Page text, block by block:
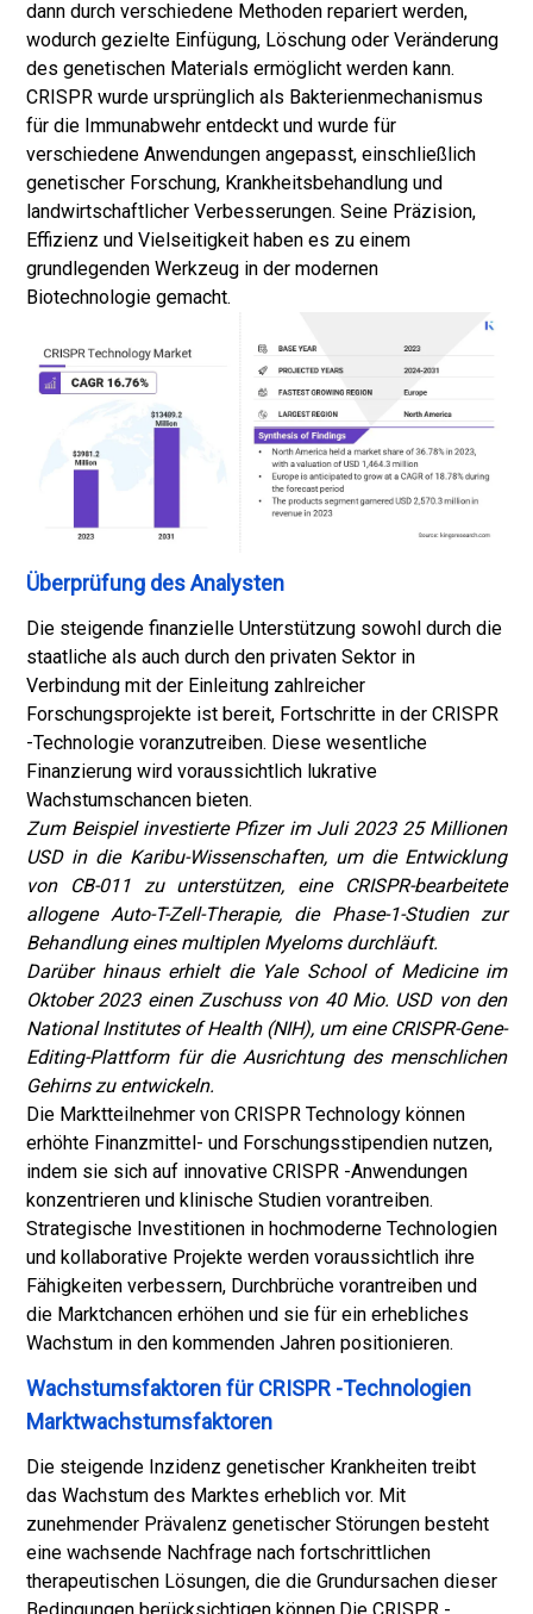
dann durch verschiedene Methoden repariert werden,
wodurch gezielte Einfügung, Löschung oder Veränderung
des genetischen Materials ermöglicht werden kann.
CRISPR wurde ursprünglich als Bakterienmechanismus
für die Immunabwehr entdeckt und wurde für
verschiedene Anwendungen angepasst, einschließlich
genetischer Forschung, Krankheitsbehandlung und
landwirtschaftlicher Verbesserungen. Seine Präzision,
Effizienz und Vielseitigkeit haben es zu einem
grundlegenden Werkzeug in der modernen
Biotechnologie gemacht.
Überprüfung des Analysten
Die steigende finanzielle Unterstützung sowohl durch die
staatliche als auch durch den privaten Sektor in
Verbindung mit der Einleitung zahlreicher
Forschungsprojekte ist bereit, Fortschritte in der CRISPR
-Technologie voranzutreiben. Diese wesentliche
Finanzierung wird voraussichtlich lukrative
Wachstumschancen bieten.
Zum Beispiel investierte Pfizer im Juli 2023 25 Millionen
USD in die Karibu-Wissenschaften, um die Entwicklung
von CB-011 zu unterstützen, eine CRISPR-bearbeitete
allogene Auto-T-Zell-Therapie, die Phase-1-Studien zur
Behandlung eines multiplen Myeloms durchläuft.
Darüber hinaus erhielt die Yale School of Medicine im
Oktober 2023 einen Zuschuss von 40 Mio. USD von den
National Institutes of Health (NIH), um eine CRISPR-Gene-
Editing-Plattform für die Ausrichtung des menschlichen
Gehirns zu entwickeln.
Die Marktteilnehmer von CRISPR Technology können
erhöhte Finanzmittel- und Forschungsstipendien nutzen,
indem sie sich auf innovative CRISPR -Anwendungen
konzentrieren und klinische Studien vorantreiben.
Strategische Investitionen in hochmoderne Technologien
und kollaborative Projekte werden voraussichtlich ihre
Fähigkeiten verbessern, Durchbrüche vorantreiben und
die Marktchancen erhöhen und sie für ein erhebliches
Wachstum in den kommenden Jahren positionieren.
Wachstumsfaktoren für CRISPR -Technologien
Marktwachstumsfaktoren
Die steigende Inzidenz genetischer Krankheiten treibt
das Wachstum des Marktes erheblich vor. Mit
zunehmender Prävalenz genetischer Störungen besteht
eine wachsende Nachfrage nach fortschrittlichen
therapeutischen Lösungen, die die Grundursachen dieser